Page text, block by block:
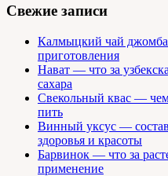
Свежие записи
Калмыцкий чай
приготовления
Нават — что за
сахара
Свекольный квас — чем
пить
Винный уксус —
здоровья и красоты
Барвинок — что за
применение